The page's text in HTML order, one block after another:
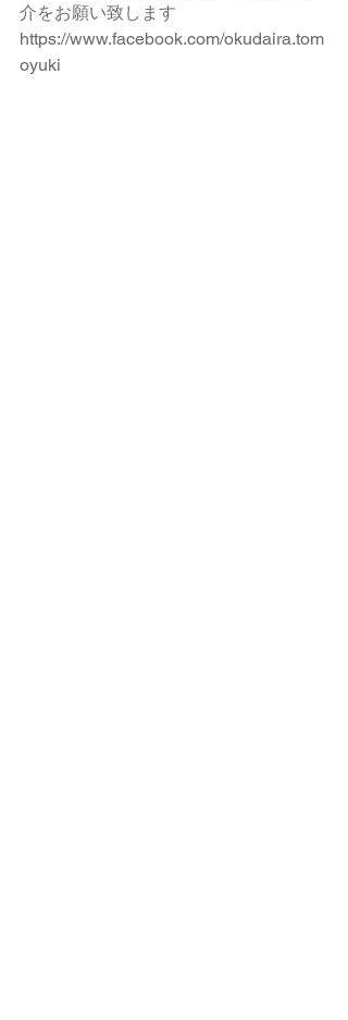
介をお願い致します
https://www.facebook.com/okudaira.tom
oyuki